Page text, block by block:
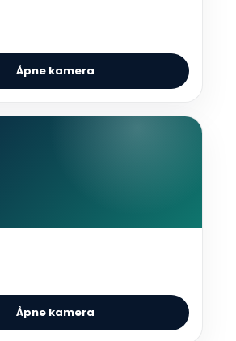
Åpne kamera
Åpne kamera